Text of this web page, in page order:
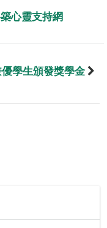
心靈支持網
學生頒發獎學金